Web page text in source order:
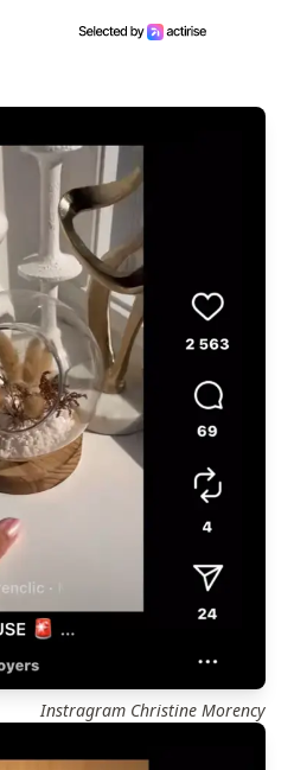
Instragram Christine Morency